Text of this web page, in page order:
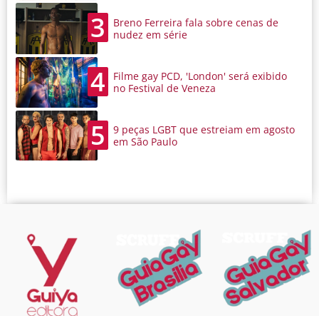
3
Breno Ferreira fala sobre cenas de
nudez em série
4
Filme gay PCD, 'London' será exibido
no Festival de Veneza
5
9 peças LGBT que estreiam em agosto
em São Paulo